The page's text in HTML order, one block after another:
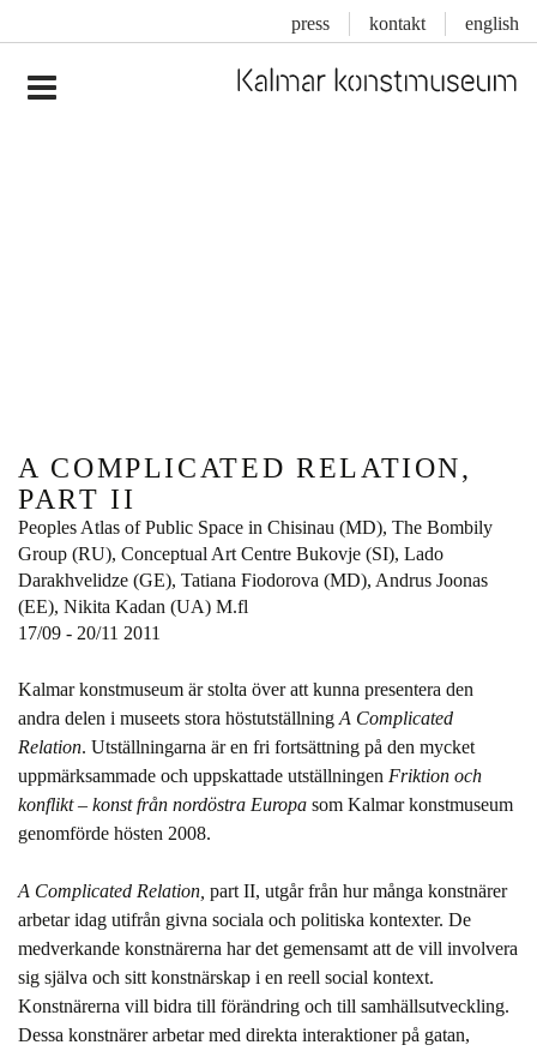
press kontakt english
A COMPLICATED RELATION,
PART II
Peoples Atlas of Public Space in Chisinau (MD), The Bombily
Group (RU), Conceptual Art Centre Bukovje (SI), Lado
Darakhvelidze (GE), Tatiana Fiodorova (MD), Andrus Joonas
(EE), Nikita Kadan (UA) M.fl
17/09 - 20/11 2011
Kalmar konstmuseum är stolta över att kunna presentera den
andra delen i museets stora höstutställning A Complicated
Relation. Utställningarna är en fri fortsättning på den mycket
uppmärksammade och uppskattade utställningen Friktion och
konflikt – konst från nordöstra Europa som Kalmar konstmuseum
genomförde hösten 2008.
A Complicated Relation, part II, utgår från hur många konstnärer
arbetar idag utifrån givna sociala och politiska kontexter. De
medverkande konstnärerna har det gemensamt att de vill involvera
sig själva och sitt konstnärskap i en reell social kontext.
Konstnärerna vill bidra till förändring och till samhällsutveckling.
Dessa konstnärer arbetar med direkta interaktioner på gatan,